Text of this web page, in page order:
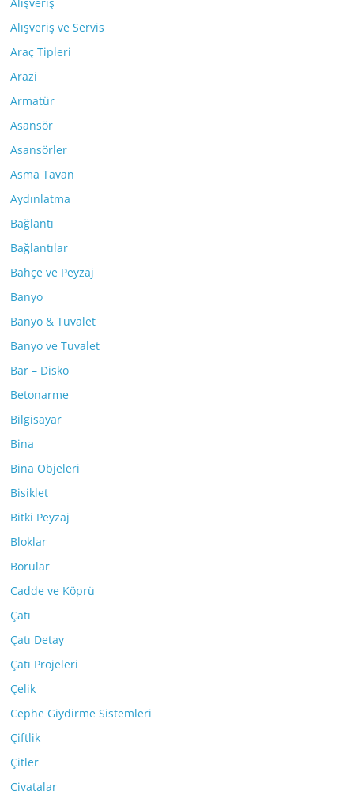
Alışveriş ve Servis
Araç Tipleri
Arazi
Armatür
Asansör
Asansörler
Asma Tavan
Aydınlatma
Bağlantı
Bağlantılar
Bahçe ve Peyzaj
Banyo
Banyo & Tuvalet
Banyo ve Tuvalet
Bar – Disko
Betonarme
Bilgisayar
Bina
Bina Objeleri
Bisiklet
Bitki Peyzaj
Bloklar
Borular
Cadde ve Köprü
Çatı
Çatı Detay
Çatı Projeleri
Çelik
Cephe Giydirme Sistemleri
Çiftlik
Çitler
Civatalar